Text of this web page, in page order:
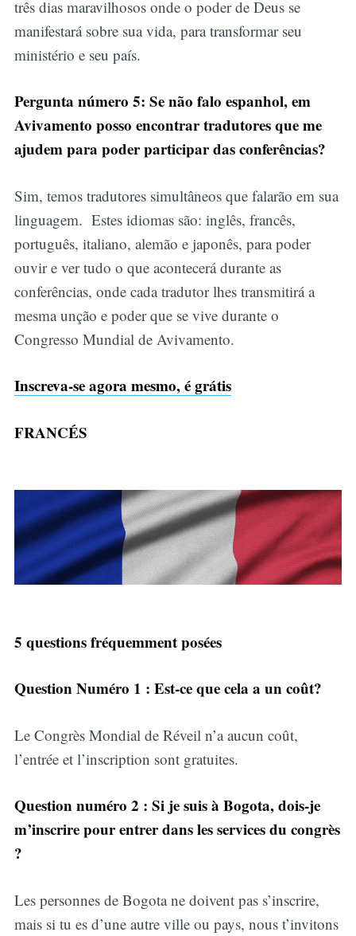
três dias maravilhosos onde o poder de Deus se
manifestará sobre sua vida, para transformar seu
ministério e seu país.
Pergunta número 5: Se não falo espanhol, em
Avivamento posso encontrar tradutores que me
ajudem para poder participar das conferências?
Sim, temos tradutores simultâneos que falarão em sua
linguagem. Estes idiomas são: inglês, francês,
português, italiano, alemão e japonês, para poder
ouvir e ver tudo o que acontecerá durante as
conferências, onde cada tradutor lhes transmitirá a
mesma unção e poder que se vive durante o
Congresso Mundial de Avivamento.
Inscreva-se agora mesmo, é grátis
FRANCÉS
5 questions fréquemment posées
Question Numéro 1 : Est-ce que cela a un coût?
Le Congrès Mondial de Réveil n’a aucun coût,
l’entrée et l’inscription sont gratuites.
Question numéro 2 : Si je suis à Bogota, dois-je
m’inscrire pour entrer dans les services du congrès
?
Les personnes de Bogota ne doivent pas s’inscrire,
mais si tu es d’une autre ville ou pays, nous t’invitons